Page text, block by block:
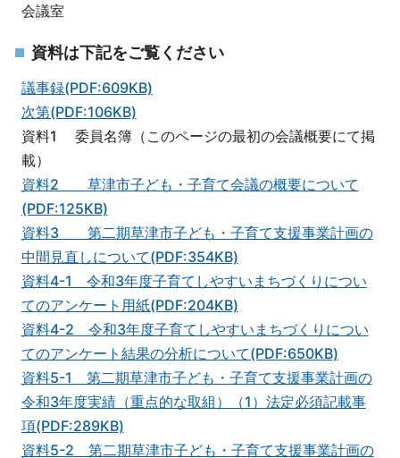
会議室
資料は下記をご覧ください
議事録(PDF:609KB)
次第(PDF:106KB)
資料1 委員名簿（このページの最初の会議概要にて掲
載）
資料2 草津市子ども・子育て会議の概要について
(PDF:125KB)
資料3 第二期草津市子ども・子育て支援事業計画の
中間見直しについて(PDF:354KB)
資料4-1 令和3年度子育てしやすいまちづくりについ
てのアンケート用紙(PDF:204KB)
資料4-2 令和3年度子育てしやすいまちづくりについ
てのアンケート結果の分析について(PDF:650KB)
資料5-1 第二期草津市子ども・子育て支援事業計画の
令和3年度実績（重点的な取組）（1）法定必須記載事
項(PDF:289KB)
資料5-2 第二期草津市子ども・子育て支援事業計画の